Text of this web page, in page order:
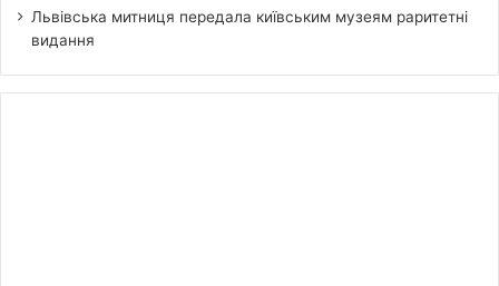
Львівська митниця передала київським музеям раритетні
видання